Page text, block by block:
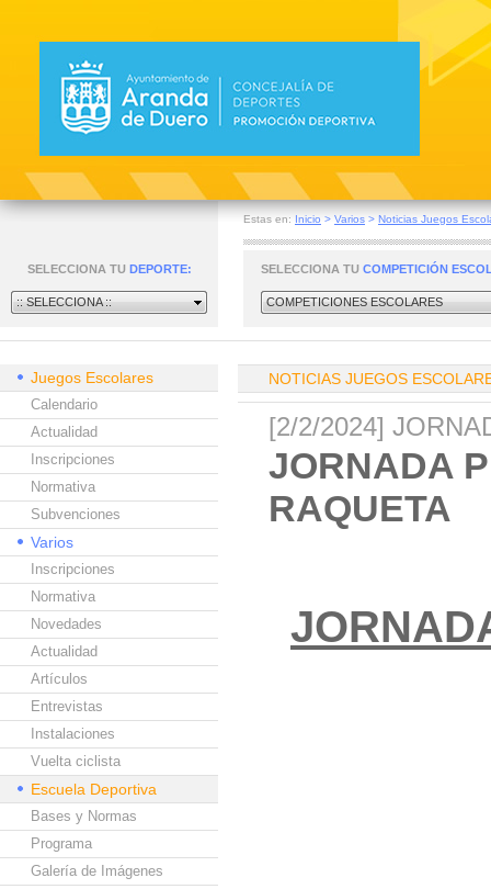
Estas en: Inicio > Varios > Noticias Juegos
SELECCIONA TU DEPORTE:
:: SELECCIONA ::
SELECCIONA TU COMPETICIÓN
COMPETICIONES ESCOLARES
Juegos Escolares
Calendario
Actualidad
Inscripciones
Normativa
Subvenciones
Varios
Inscripciones
Normativa
Novedades
Actualidad
Artículos
Entrevistas
Instalaciones
Vuelta ciclista
Escuela Deportiva
Bases y Normas
Programa
Galería de Imágenes
NOTICIAS JUEGOS
[2/2/2024]
JORNADA
RAQUETA